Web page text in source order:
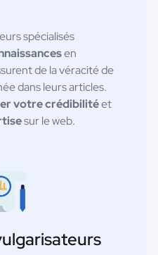
spécialisés
en
de la véracité de
dans leurs articles.
votre crédibilitéet
sur le web.